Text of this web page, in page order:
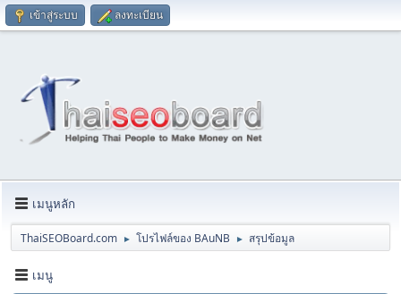
เข้าสู่ระบบ ลงทะเบียน
เมนูหลัก
ThaiSEOBoard.com ► โปรไฟล์ของ BAuNB ► สรุปข้อมูล
เมนู